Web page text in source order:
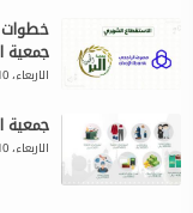
خطوات
جمعية
الاربعاء، 10 سبتمبر 2025
جمعية
الاربعاء، 10 سبتمبر 2025